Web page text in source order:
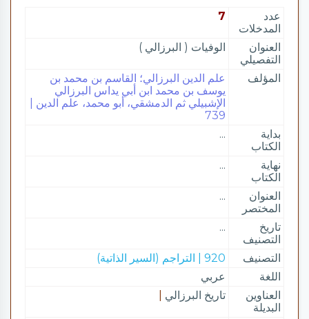
عدد
المدخلات
7
العنوان
التفصيلي
الوفيات ( البرزالي )
المؤلف
علم الدين البرزالي؛ القاسم بن محمد بن
يوسف بن محمد ابن أبي يداس البرزالي
الإشبيلي ثم الدمشقي، أبو محمد، علم الدين |
739
بداية
الكتاب
...
نهاية
الكتاب
...
العنوان
المختصر
...
تاريخ
التصنيف
...
التصنيف
920 | التراجم (السير الذاتية)
اللغة
عربي
العناوين
البديلة
تاريخ البرزالي